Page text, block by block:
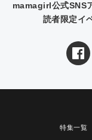
mamagirl公式SNS
読者限定イ
特集一覧